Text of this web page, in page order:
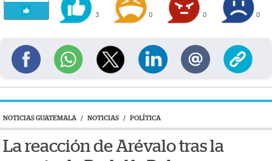
3 0 0 0
NOTICIAS GUATEMALA / NOTICIAS / POLÍTICA
La reacción de Arévalo tras la